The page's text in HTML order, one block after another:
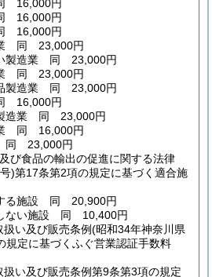
16,000円
16,000円
16,000円
同 23,000円
製造業 同 23,000円
同 23,000円
製造業 同 23,000円
16,000円
造業 同 23,000円
同 16,000円
同 23,000円
び食品の輸出の促進に関する法律
)第17条第2項の規定に基づく適合施
る施設 同 20,900円
ない施設 同 10,400円
い及び販売条例(昭和34年神奈川県
規定に基づくふぐ営業認証手数料
扱い及び販売条例第9条第3項の規定